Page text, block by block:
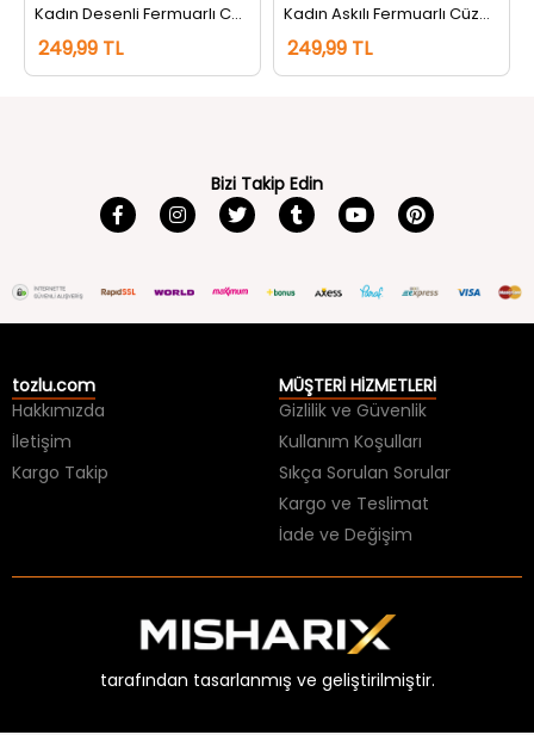
Kadın Desenli Fermuarlı Cüzdan Mint
249,99 TL
Kadın Askılı Fermuarlı Cüzdan Bej
249,99 TL
Bizi Takip Edin
tozlu.com
Hakkımızda
İletişim
Kargo Takip
MÜŞTERİ HİZMETLERİ
Gizlilik ve Güvenlik
Kullanım Koşulları
Sıkça Sorulan Sorular
Kargo ve Teslimat
İade ve Değişim
tarafından tasarlanmış ve geliştirilmiştir.